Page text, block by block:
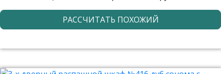
РАССЧИТАТЬ ПОХОЖИЙ